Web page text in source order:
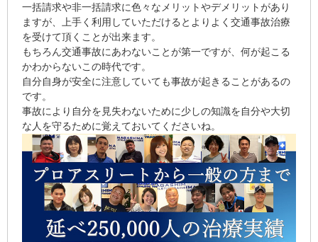
一括請求や非一括請求に色々なメリットやデメリットがあり
ますが、上手く利用していただけるとよりよく交通事故治療
を受けて頂くことが出来ます。
もちろん交通事故にあわないことが第一ですが、何が起こる
かわからないこの時代です。
自分自身が安全に注意していても事故が起きることがあるの
です。
事故により自分を見失わないために少しの知識を自分や大切
な人を守るために覚えておいてくださいね。